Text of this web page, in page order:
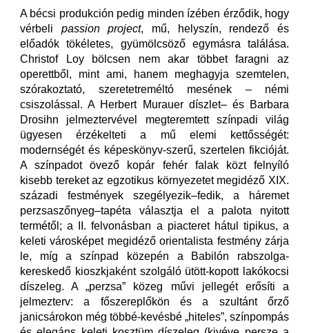
A bécsi produkción pedig minden ízében érződik, hogy
vérbeli passion project, mű, helyszín, rendező és
előadók tökéletes, gyümölcsöző egymásra találása.
Christof Loy bölcsen nem akar többet faragni az
operettből, mint ami, hanem meghagyja szemtelen,
szórakoztató, szeretetreméltó mesének – némi
csiszolással. A Herbert Murauer díszlet– és Barbara
Drosihn jelmeztervével megteremtett színpadi világ
ügyesen érzékelteti a mű elemi kettősségét:
modernségét és képeskönyv-szerű, szertelen fikcióját.
A színpadot övező kopár fehér falak közt felnyíló
kisebb tereket az egzotikus környezetet megidéző XIX.
századi festmények szegélyezik–fedik, a háremet
perzsaszőnyeg–tapéta választja el a palota nyitott
termétől; a II. felvonásban a piacteret hátul tipikus, a
keleti városképet megidéző orientalista festmény zárja
le, míg a színpad közepén a Babilón rabszolga-
kereskedő kioszkjaként szolgáló ütött-kopott lakókocsi
díszeleg. A „perzsa” közeg művi jellegét erősíti a
jelmezterv: a főszereplőkön és a szultánt őrző
janicsárokon még többé-kevésbé „hiteles”, színpompás